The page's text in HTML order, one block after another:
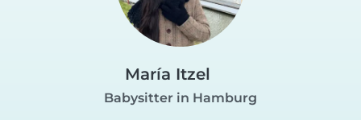
María Itzel
Babysitter in Hamburg